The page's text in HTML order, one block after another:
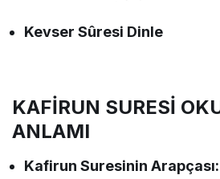
Kevser Sûresi Dinle
KAFİRUN SURESİ
ANLAMI
Kafirun SuresininArapçası: